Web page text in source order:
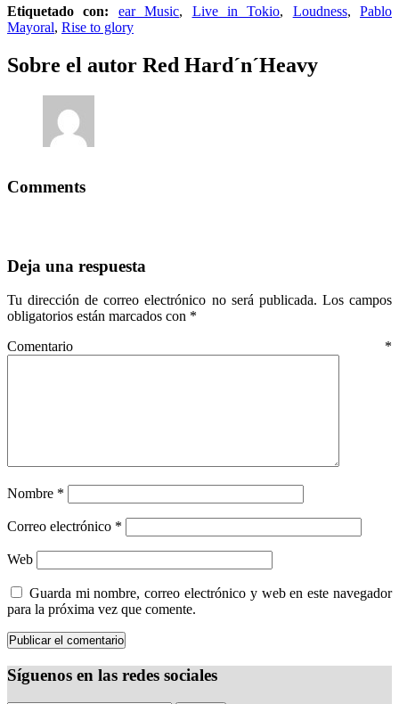
Etiquetado con:
ear Music, Live in Tokio, Loudness, Pablo
Mayoral, Rise to glory
Sobre el autor Red Hard´n´Heavy
Comments
Deja una respuesta
Tu dirección de correo electrónico no será publicada. Los campos
obligatorios están marcados con *
Comentario *
Nombre *
Correo electrónico *
Web
Guarda mi nombre, correo electrónico y web en este navegador
para la próxima vez que comente.
Síguenos en las redes sociales